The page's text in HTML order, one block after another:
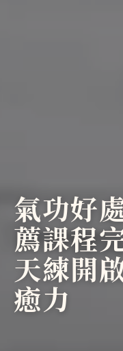
氣功好
薦課程
天練開
癒力